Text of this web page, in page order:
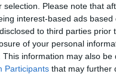
selection. Please note that
interest-based ads
to third parties
of your personal
This information may also
Participants that may further